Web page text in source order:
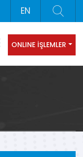
EN
ONLINE İŞLEMLER